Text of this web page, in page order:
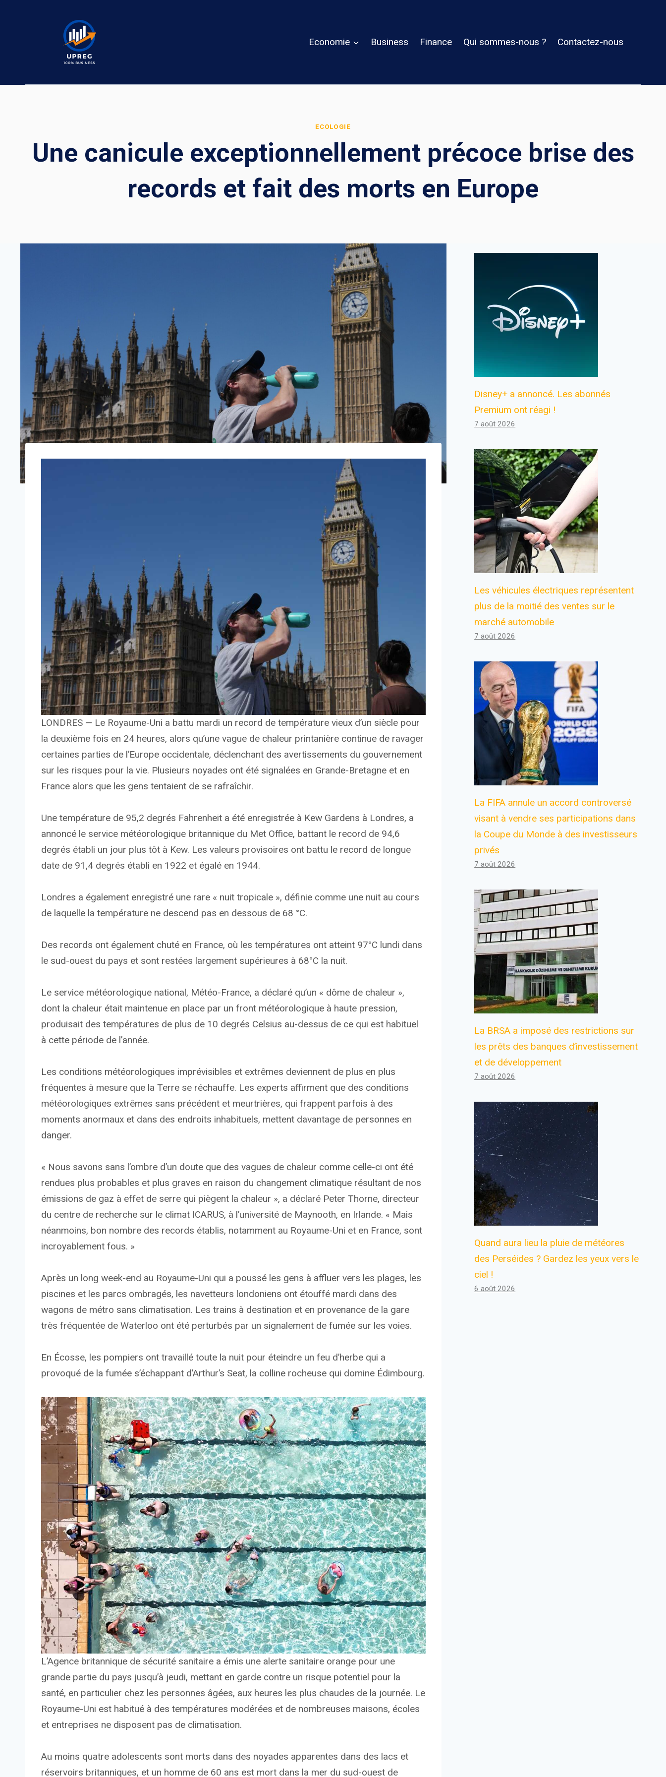
Economie Business Finance Qui sommes-nous ? Contactez-nous
ECOLOGIE
Une canicule exceptionnellement précoce brise des
records et fait des morts en Europe
LONDRES — Le Royaume-Uni a battu mardi un record de température vieux d’un siècle pour
la deuxième fois en 24 heures, alors qu’une vague de chaleur printanière continue de ravager
certaines parties de l’Europe occidentale, déclenchant des avertissements du gouvernement
sur les risques pour la vie. Plusieurs noyades ont été signalées en Grande-Bretagne et en
France alors que les gens tentaient de se rafraîchir.
Une température de 95,2 degrés Fahrenheit a été enregistrée à Kew Gardens à Londres, a
annoncé le service météorologique britannique du Met Office, battant le record de 94,6
degrés établi un jour plus tôt à Kew. Les valeurs provisoires ont battu le record de longue
date de 91,4 degrés établi en 1922 et égalé en 1944.
Londres a également enregistré une rare « nuit tropicale », définie comme une nuit au cours
de laquelle la température ne descend pas en dessous de 68 °C.
Des records ont également chuté en France, où les températures ont atteint 97°C lundi dans
le sud-ouest du pays et sont restées largement supérieures à 68°C la nuit.
Le service météorologique national, Météo-France, a déclaré qu’un « dôme de chaleur »,
dont la chaleur était maintenue en place par un front météorologique à haute pression,
produisait des températures de plus de 10 degrés Celsius au-dessus de ce qui est habituel
à cette période de l’année.
Les conditions météorologiques imprévisibles et extrêmes deviennent de plus en plus
fréquentes à mesure que la Terre se réchauffe. Les experts affirment que des conditions
météorologiques extrêmes sans précédent et meurtrières, qui frappent parfois à des
moments anormaux et dans des endroits inhabituels, mettent davantage de personnes en
danger.
« Nous savons sans l’ombre d’un doute que des vagues de chaleur comme celle-ci ont été
rendues plus probables et plus graves en raison du changement climatique résultant de nos
émissions de gaz à effet de serre qui piègent la chaleur », a déclaré Peter Thorne, directeur
du centre de recherche sur le climat ICARUS, à l’université de Maynooth, en Irlande. « Mais
néanmoins, bon nombre des records établis, notamment au Royaume-Uni et en France, sont
incroyablement fous. »
Après un long week-end au Royaume-Uni qui a poussé les gens à affluer vers les plages, les
piscines et les parcs ombragés, les navetteurs londoniens ont étouffé mardi dans des
wagons de métro sans climatisation. Les trains à destination et en provenance de la gare
très fréquentée de Waterloo ont été perturbés par un signalement de fumée sur les voies.
En Écosse, les pompiers ont travaillé toute la nuit pour éteindre un feu d’herbe qui a
provoqué de la fumée s’échappant d’Arthur’s Seat, la colline rocheuse qui domine Édimbourg.
L’Agence britannique de sécurité sanitaire a émis une alerte sanitaire orange pour une
grande partie du pays jusqu’à jeudi, mettant en garde contre un risque potentiel pour la
santé, en particulier chez les personnes âgées, aux heures les plus chaudes de la journée. Le
Royaume-Uni est habitué à des températures modérées et de nombreuses maisons, écoles
et entreprises ne disposent pas de climatisation.
Au moins quatre adolescents sont morts dans des noyades apparentes dans des lacs et
réservoirs britanniques, et un homme de 60 ans est mort dans la mer du sud-ouest de
Disney+ a annoncé. Les abonnés
Premium ont réagi !
7 août 2026
Les véhicules électriques représentent
plus de la moitié des ventes sur le
marché automobile
7 août 2026
La FIFA annule un accord controversé
visant à vendre ses participations dans
la Coupe du Monde à des investisseurs
privés
7 août 2026
La BRSA a imposé des restrictions sur
les prêts des banques d’investissement
et de développement
7 août 2026
Quand aura lieu la pluie de météores
des Perséides ? Gardez les yeux vers le
ciel !
6 août 2026